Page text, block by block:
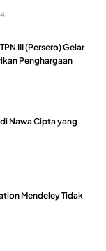
III (Persero) Gelar
Penghargaan
Nawa Cipta yang
Mendeley Tidak